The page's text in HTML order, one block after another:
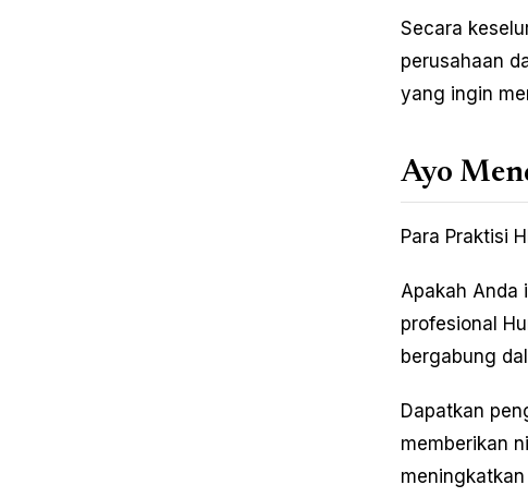
Secara
perusahaan
yang ingin
Ayo
Para Praktisi
Apakah Anda
profesional
bergabung
Dapatkan
memberikan